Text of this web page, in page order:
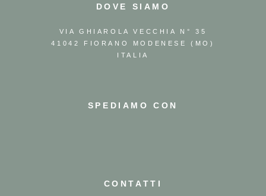
DOVE SIAMO
VIA GHIAROLA VECCHIA N° 35
41042 FIORANO MODENESE (MO)
ITALIA
SPEDIAMO CON
CONTATTI